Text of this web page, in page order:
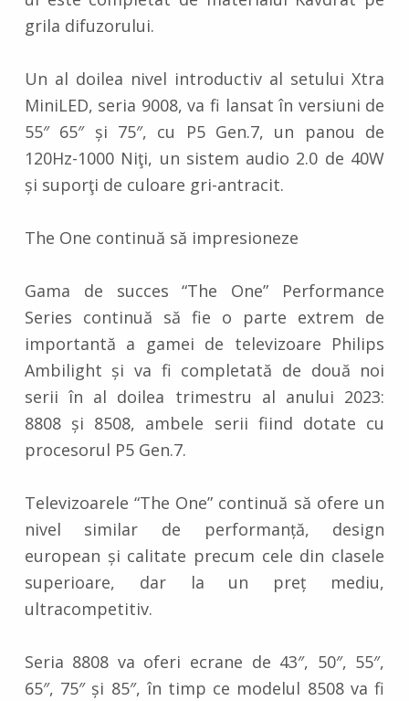
grila difuzorului.
Un al doilea nivel introductiv al setului Xtra
MiniLED, seria 9008, va fi lansat în versiuni de
55″ 65″ și 75″, cu P5 Gen.7, un panou de
120Hz-1000 Niţi, un sistem audio 2.0 de 40W
și suporţi de culoare gri-antracit.
The One continuă să impresioneze
Gama de succes “The One” Performance
Series continuă să fie o parte extrem de
importantă a gamei de televizoare Philips
Ambilight și va fi completată de două noi
serii în al doilea trimestru al anului 2023:
8808 și 8508, ambele serii fiind dotate cu
procesorul P5 Gen.7.
Televizoarele “The One” continuă să ofere un
nivel similar de performanță, design
european și calitate precum cele din clasele
superioare, dar la un preț mediu,
ultracompetitiv.
Seria 8808 va oferi ecrane de 43″, 50″, 55″,
65″, 75″ și 85″, în timp ce modelul 8508 va fi